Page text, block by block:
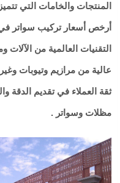
المنتجات والخامات التي تتميز
أرخص أسعار تركيب سواتر
التقنيات العالمية من
عالية من مرازيم وتيوبات
ثقة العملاء في تقديم الدقة
مظلات وسواتر .